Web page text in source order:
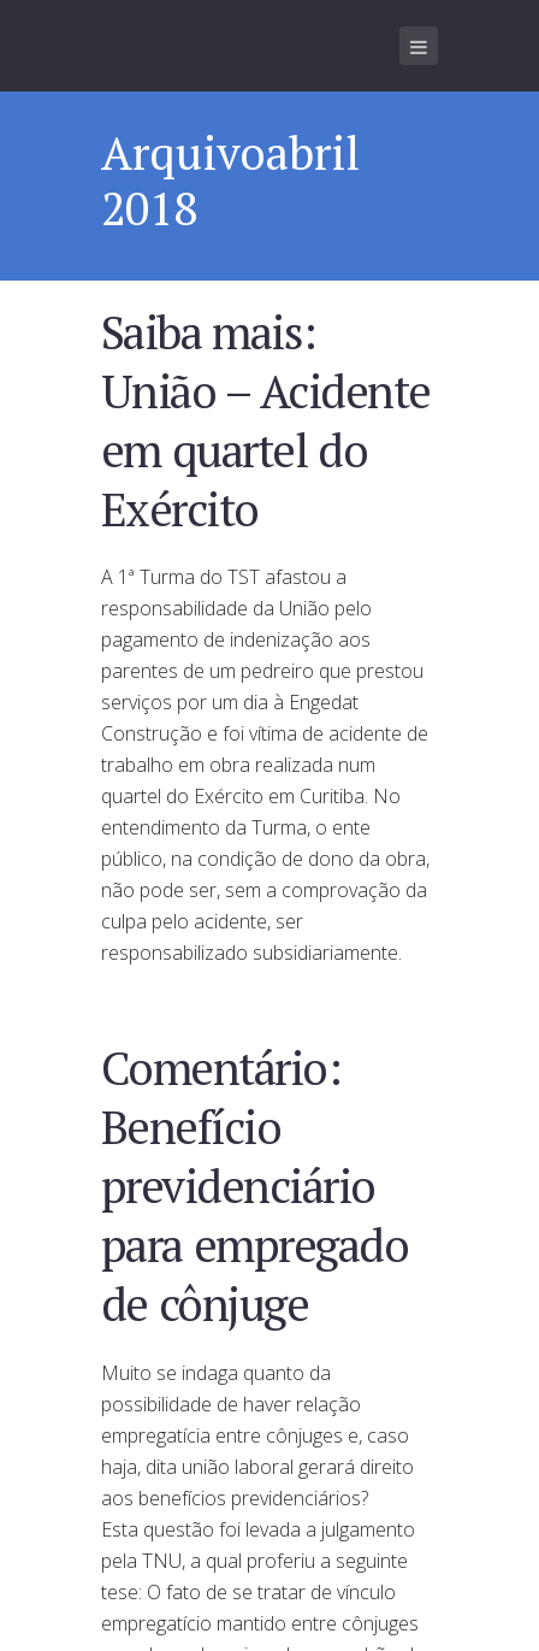
Arquivoabril
2018
Saiba mais:
União – Acidente
em quartel do
Exército
A 1ª Turma do TST afastou a
responsabilidade da União pelo
pagamento de indenização aos
parentes de um pedreiro que prestou
serviços por um dia à Engedat
Construção e foi vítima de acidente de
trabalho em obra realizada num
quartel do Exército em Curitiba. No
entendimento da Turma, o ente
público, na condição de dono da obra,
não pode ser, sem a comprovação da
culpa pelo acidente, ser
responsabilizado subsidiariamente.
Comentário:
Benefício
previdenciário
para empregado
de cônjuge
Muito se indaga quanto da
possibilidade de haver relação
empregatícia entre cônjuges e, caso
haja, dita união laboral gerará direito
aos benefícios previdenciários?
Esta questão foi levada a julgamento
pela TNU, a qual proferiu a seguinte
tese: O fato de se tratar de vínculo
empregatício mantido entre cônjuges